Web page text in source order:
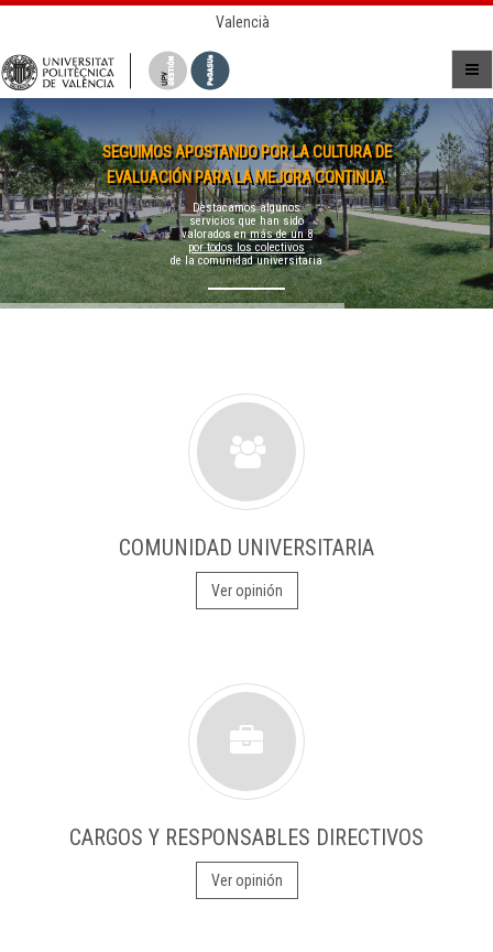
Valencià
SEGUIMOS APOSTANDO POR LA CULTURA DE
EVALUACIÓN PARA LA MEJORA CONTINUA.
Destacamos algunos
servicios que han sido
valorados enmás de un 8
por todos los colectivos
de la comunidad universitaria
COMUNIDAD UNIVERSITARIA
Ver opinión
CARGOS Y RESPONSABLES DIRECTIVOS
Ver opinión